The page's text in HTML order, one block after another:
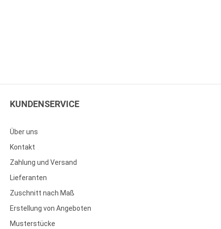
KUNDENSERVICE
Über uns
Kontakt
Zahlung und Versand
Lieferanten
Zuschnitt nach Maß
Erstellung von Angeboten
Musterstücke